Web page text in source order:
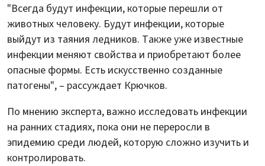
"Всегда будут инфекции, которые перешли от
животных человеку. Будут инфекции, которые
выйдут из таяния ледников. Также уже известные
инфекции меняют свойства и приобретают более
опасные формы. Есть искусственно созданные
патогены", – рассуждает Крючков.
По мнению эксперта, важно исследовать инфекции
на ранних стадиях, пока они не переросли в
эпидемию среди людей, которую сложно изучить и
контролировать.